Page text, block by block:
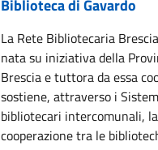
Biblioteca di Gavardo
La Rete Bibliotecaria
nata su iniziativa della
Brescia e tuttora da essa
sostiene, attraverso i
bibliotecari intercomunali, la
cooperazione tra le